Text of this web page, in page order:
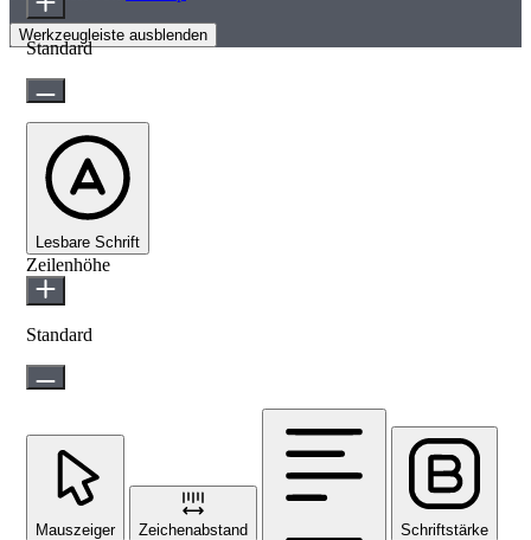
Werkzeugleiste ausblenden
Standard
Lesbare Schrift
Zeilenhöhe
Standard
Mauszeiger Zeichenabstand Schriftstärke